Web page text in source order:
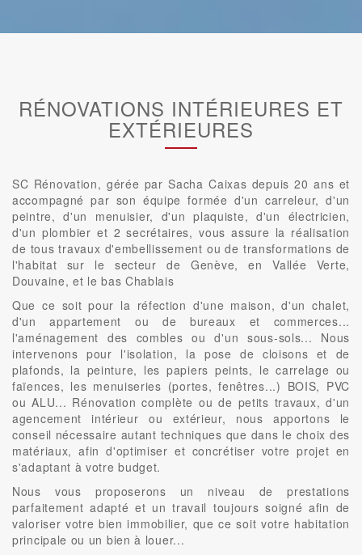
RÉNOVATIONS INTÉRIEURES ET
EXTÉRIEURES
SC Rénovation, gérée par Sacha Caixas depuis 20 ans et
accompagné par son équipe formée d'un carreleur, d'un
peintre, d'un menuisier, d'un plaquiste, d'un électricien,
d'un plombier et 2 secrétaires, vous assure la réalisation
de tous travaux d'embellissement ou de transformations de
l'habitat sur le secteur de Genève, en Vallée Verte,
Douvaine, et le bas Chablais
Que ce soit pour la réfection d'une maison, d'un chalet,
d'un appartement ou de bureaux et commerces...
l'aménagement des combles ou d'un sous-sols... Nous
intervenons pour l'isolation, la pose de cloisons et de
plafonds, la peinture, les papiers peints, le carrelage ou
faïences, les menuiseries (portes, fenêtres...) BOIS, PVC
ou ALU... Rénovation complète ou de petits travaux, d'un
agencement intérieur ou extérieur, nous apportons le
conseil nécessaire autant techniques que dans le choix des
matériaux, afin d'optimiser et concrétiser votre projet en
s'adaptant à votre budget.
Nous vous proposerons un niveau de prestations
parfaitement adapté et un travail toujours soigné afin de
valoriser votre bien immobilier, que ce soit votre habitation
principale ou un bien à louer...